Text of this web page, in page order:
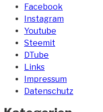
Facebook
Instagram
Youtube
Steemit
DTube
Links
Impressum
Datenschutz